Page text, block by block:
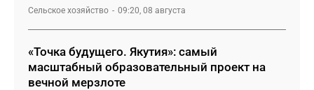
Сельское хозяйство 09:20, 08 августа
«Точка будущего. Якутия»: самый
масштабный образовательный проект на
вечной мерзлоте